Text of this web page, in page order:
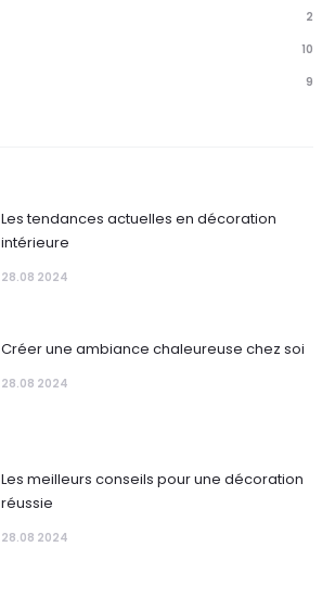
2
10
9
Les tendances actuelles en décoration
intérieure
28.08 2024
Créer une ambiance chaleureuse chez soi
28.08 2024
Les meilleurs conseils pour une décoration
réussie
28.08 2024